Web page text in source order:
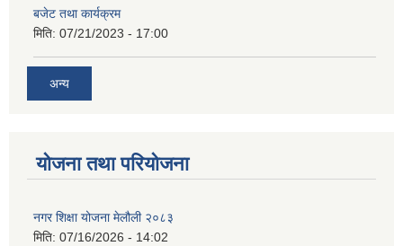
बजेट तथा कार्यक्रम
मिति: 07/21/2023 - 17:00
अन्य
योजना तथा परियोजना
नगर शिक्षा योजना मेलौली २०८३
मिति: 07/16/2026 - 14:02